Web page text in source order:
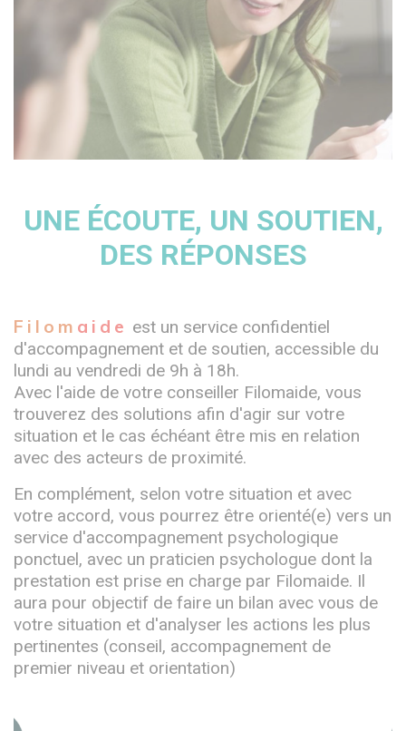
UNE ÉCOUTE, UN SOUTIEN,
DES RÉPONSES
Filom aide est un service confidentiel
d'accompagnement et de soutien, accessible du
lundi au vendredi de 9h à 18h.
Avec l'aide de votre conseiller Filomaide, vous
trouverez des solutions afin d'agir sur votre
situation et le cas échéant être mis en relation
avec des acteurs de proximité.
En complément, selon votre situation et avec
votre accord, vous pourrez être orienté(e) vers un
service d'accompagnement psychologique
ponctuel, avec un praticien psychologue dont la
prestation est prise en charge par Filomaide. Il
aura pour objectif de faire un bilan avec vous de
votre situation et d'analyser les actions les plus
pertinentes (conseil, accompagnement de
premier niveau et orientation)